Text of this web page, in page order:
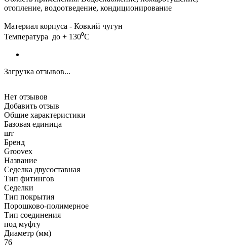
отопление, водоотведение, кондиционирование
Материал корпуса - Ковкий чугун
Температура до + 130⁰С
Загрузка отзывов...
Нет отзывов
Добавить отзыв
Общие характеристики
Базовая единица
шт
Бренд
Groovex
Название
Седелка двусоставная
Тип фитингов
Седелки
Тип покрытия
Порошково-полимерное
Тип соединения
под муфту
Диаметр (мм)
76